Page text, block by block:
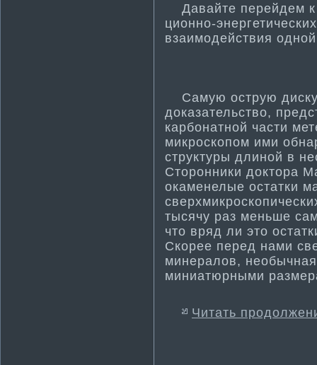
Давайте перейдем
ционно-
взаимодействия
Самую острую
доказательство,
карбонатной части­
микроскопом ими
структуры длиной в
Сторонники доктора
окаменелые остатки
тысячу раз меньше
что вряд ли это
Скорее перед нами
минералов,
миниатюрными
Читать